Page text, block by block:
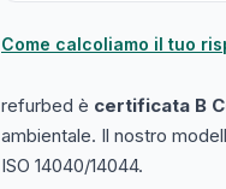
Come calcoliamo il tuo
refurbed è certificata B
ambientale. Il nostro
ISO 14040/14044.